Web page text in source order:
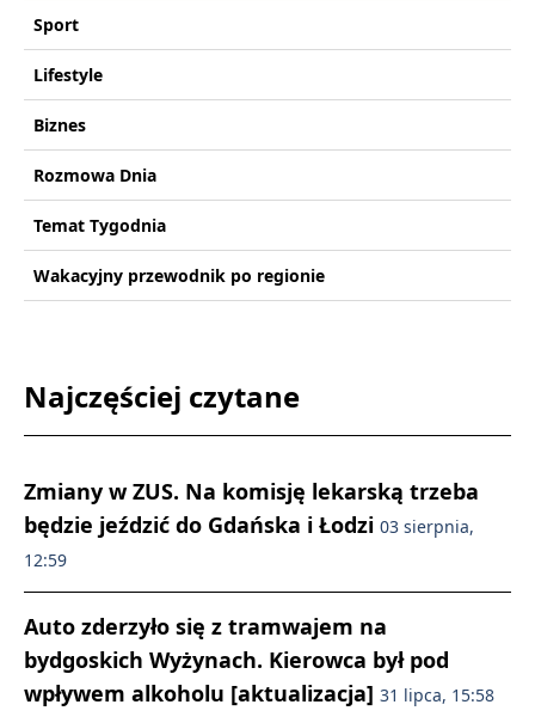
Sport
Lifestyle
Biznes
Rozmowa Dnia
Temat Tygodnia
Wakacyjny przewodnik po regionie
Najczęściej czytane
Zmiany w ZUS. Na komisję lekarską trzeba
będzie jeździć do Gdańska i Łodzi 03 sierpnia,
12:59
Auto zderzyło się z tramwajem na
bydgoskich Wyżynach. Kierowca był pod
wpływem alkoholu [aktualizacja] 31 lipca, 15:58